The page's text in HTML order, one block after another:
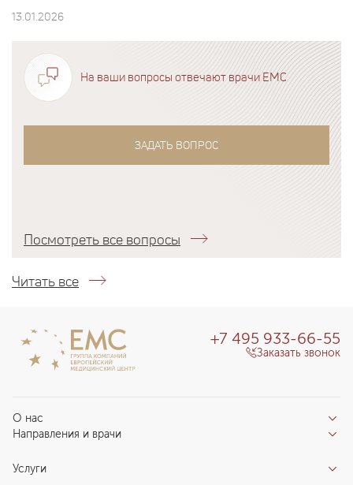
13.01.2026
На ваши вопросы отвечают врачи EMC
ЗАДАТЬ ВОПРОС
Посмотреть все вопросы
Читать все
О нас
Отзывы пациентов
О клинике
Направления и врачи
Направления
Услуги
+7 495 933-66-55
Заказать звонок